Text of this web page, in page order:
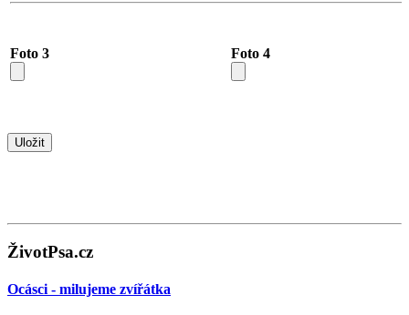
Foto 3 Foto 4
ŽivotPsa.cz
Ocásci - milujeme zvířátka